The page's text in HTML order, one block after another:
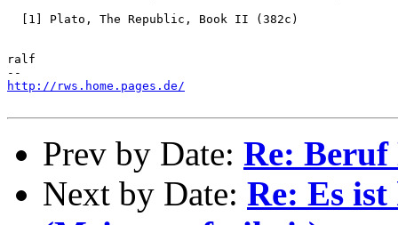
  [1] Plato, The Republic, Book II (382c)
ralf
http://rws.home.pages.de/
Prev by Date: Re: Beruf
Next by Date: Re: Es